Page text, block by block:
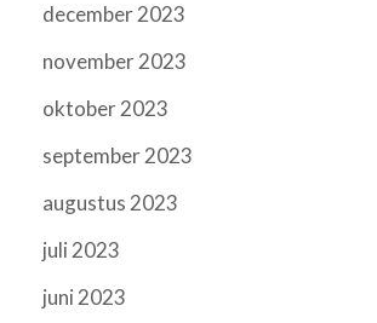
december 2023
november 2023
oktober 2023
september 2023
augustus 2023
juli 2023
juni 2023